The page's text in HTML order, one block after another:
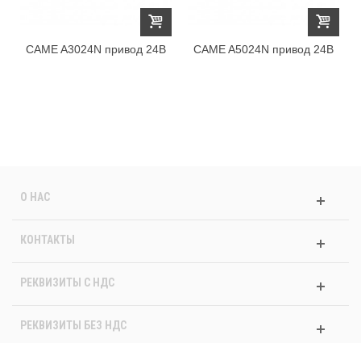
CAME A3024N привод 24В CAME A5024N привод 24В
О НАС
КОНТАКТЫ
РЕКВИЗИТЫ C НДС
РЕКВИЗИТЫ БЕЗ НДС